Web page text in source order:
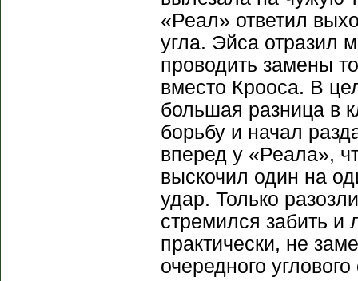
«Реал» ответил
угла. Эйса отразил
проводить замены
вместо Крооса. В
большая разница в
борьбу и начал
вперед у «Реала»,
выскочил один на
удар. Только
стремился забить и
практически, не
очередного